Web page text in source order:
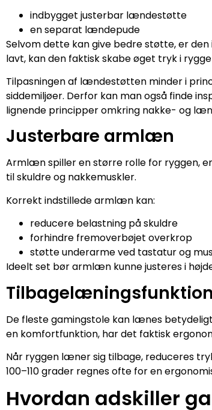
indbygget justerbar lændestøtte
en separat lændepude
Selvom dette kan give bedre støtte, er
lavt, kan den faktisk skabe øget tryk i
Tilpasningen af lændestøtten minder i
siddemiljøer. Derfor kan man også finde
lignende principper omkring nakke- og
Justerbare armlæn
Armlæn spiller en større rolle for ryggen,
til skuldre og nakkemuskler.
Korrekt indstillede armlæn kan:
reducere belastning på skuldre
forhindre fremoverbøjet overkrop
støtte underarme ved tastatur og
Ideelt set bør armlæn kunne justeres i
Tilbagelæningsfunktion
De fleste gamingstole kan lænes
en komfortfunktion, har det faktisk
Når ryggen læner sig tilbage, reduceres
100–110 grader regnes ofte for en
Hvordan adskiller